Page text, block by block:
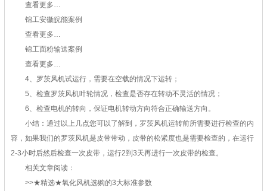
查看更多…
锦工安徽皖能案例
查看更多…
锦工面粉输送案例
查看更多…
4、罗茨风机试运行，需要在空载的情况下运转；
5、检查罗茨风机叶轮情况，检查是否存在转动不灵活的情况；
6、检查电机的转向，保证电机转动方向符合正确输送方向。
小结：通过以上几点您可以了解到，罗茨风机运转前所需要进行检查的内
容，如果我们的罗茨风机是皮带带动，皮带的松紧度也是需要检查的，在运行
2-3小时后然后检查一次皮带，运行2到3天再进行一次皮带的检查。
相关文章阅读：
>>★精选★氧化风机选购的3大标准参数